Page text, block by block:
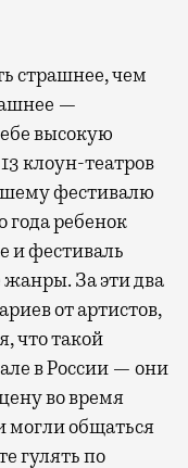
страшнее, чем
—
высокую
клоун-театров
фестивалю
года ребенок
и фестиваль
жанры. За эти два
от артистов,
что такой
в России — они
во время
могли общаться
гулять по